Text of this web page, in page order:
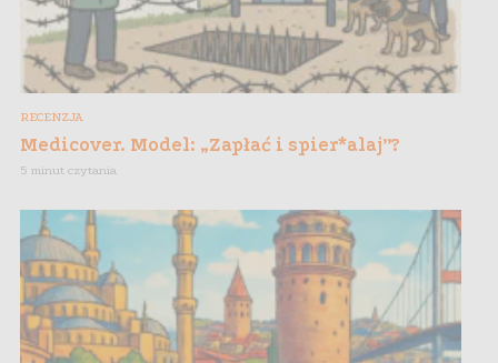
RECENZJA
Medicover. Model: „Zapłać i spier*alaj”?
5 minut czytania